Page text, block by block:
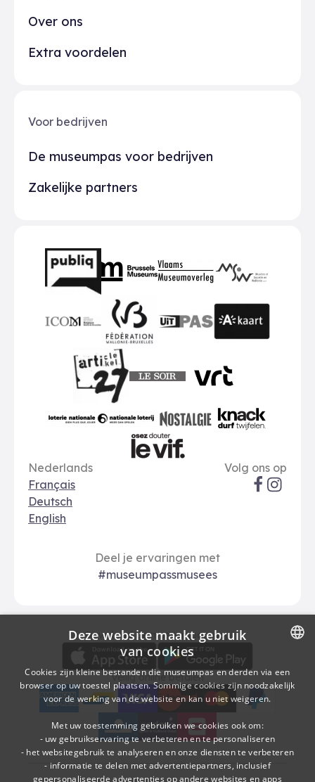
Over ons
Extra voordelen
Voor bedrijven
De museumpas voor bedrijven
Zakelijke partners
Partners
FWB
Art 27
Nostalgie
Taal opties
Nederlands
Français
Deutsch
English
Sociale
Volg ons op
Deel je ervaringen met
#museumpassmusees
Download
Download de museumpas-app
Betalingsopties
Veilig online betalen
American Express
bancontact
visa
Edenred
mc
paypal
kbc
Sodexo Cultuurcheques
belfius
DUTCH
FRENCH
Deze website maakt gebruik
van cookies
Cookies zijn kleine bestanden die museumpas en derden via een
browser op uw toestel plaatsen. Sommige cookies zijn noodzakelijk
voor de werking van de website en kan u niet weigeren.
Met uw toestemming gebruiken we cookies ook om:
- uw gebruikservaring te verbeteren en te personaliseren
- het websitegebruik te analyseren en onze diensten te verbeteren
- informatie te delen met advertentiepartners, inclusief
gepersonaliseerde advertenties op andere websites en apps